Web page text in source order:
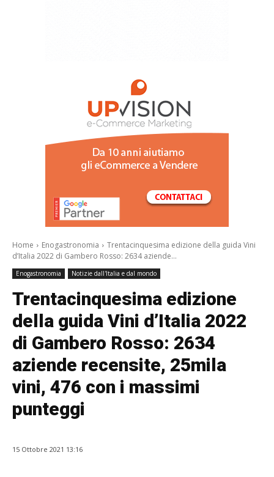
Home
Enogastronomia
Trentacinquesima edizione della guida Vini
d’Italia 2022 di Gambero Rosso: 2634 aziende...
Enogastronomia Notizie dall'Italia e dal mondo
Trentacinquesima edizione
della guida Vini d’Italia 2022
di Gambero Rosso: 2634
aziende recensite, 25mila
vini, 476 con i massimi
punteggi
15 Ottobre 2021 13:16